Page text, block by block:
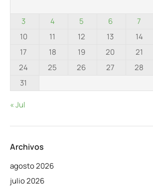
3
4 5 6 7
10
11 12 13 14
17
18 19 20 21
24
25 26 27 28
31
« Jul
Archivos
agosto 2026
julio 2026